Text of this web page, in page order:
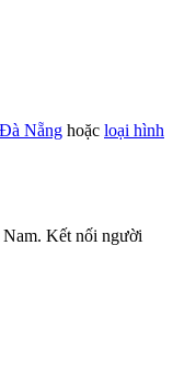
Nẵng hoặc loại hình
Nam. Kết nối người